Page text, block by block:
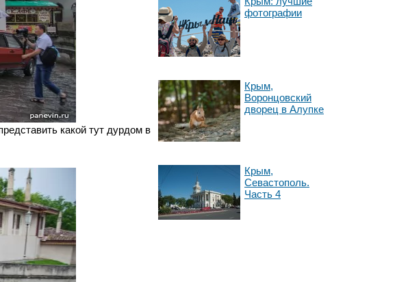
какой тут дурдом в
фотографии
Крым,
Воронцовский
дворец в Алупке
Крым,
Севастополь.
Часть 4